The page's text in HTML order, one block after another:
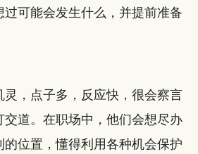
可能会发生什么，并提前准备
灵，点子多，反应快，很会察言
道。在职场中，他们会想尽办
位置，懂得利用各种机会保护